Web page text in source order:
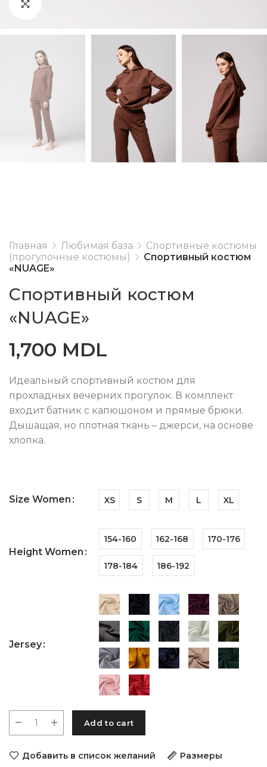
Главная Любимая база
Спортивные костюмы
(прогулочные костюмы)
Спортивный костюм
«NUAGE»
Спортивный костюм
«NUAGE»
1,700 MDL
Идеальный спортивный костюм для
прохладных вечерних прогулок. В комплект
входит батник с капюшоном и прямые брюки.
Дышащая, но плотная ткань – джерси, на основе
хлопка.
Size Women XS S M L XL
Height Women
154-160 162-168 170-176
178-184 186-192
Jersey
Add to cart
Добавить в список желаний Размеры